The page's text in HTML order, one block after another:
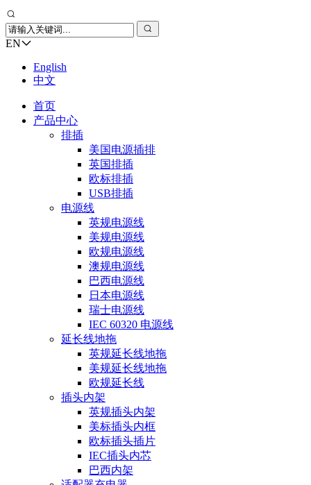
EN
English
中文
首页
产品中心
排插
美国电源插排
英国排插
欧标排插
USB排插
电源线
英规电源线
美规电源线
欧规电源线
澳规电源线
巴西电源线
日本电源线
瑞士电源线
IEC 60320 电源线
延长线地拖
英规延长线地拖
美规延长线地拖
欧规延长线
插头内架
英规插头内架
美标插头内框
欧标插头插片
IEC插头内芯
巴西内架